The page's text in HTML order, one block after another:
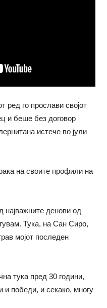
ред го прослави својот
и беше без договор
истече во јули
на своите профили на
најважните денови од
Тука, на Сан Сиро,
мојот последен
тука пред 30 години,
и победи, и секако, многу